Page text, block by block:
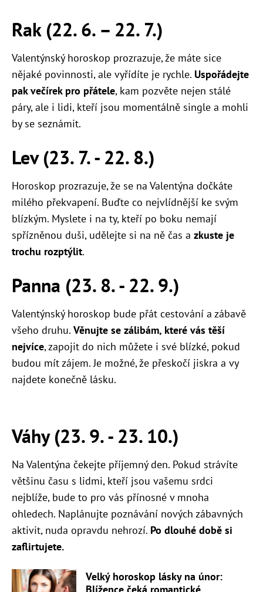
Rak (22. 6. – 22. 7.)
Valentýnský horoskop prozrazuje, že máte sice
nějaké povinnosti, ale vyřídíte je rychle. Uspořádejte
pak večírek pro přátele, kam pozvěte nejen stálé
páry, ale i lidi, kteří jsou momentálně single a mohli
by se seznámit.
Lev (23. 7. - 22. 8.)
Horoskop prozrazuje, že se na Valentýna dočkáte
milého překvapení. Buďte co nejvlídnější ke svým
blízkým. Myslete i na ty, kteří po boku nemají
spřízněnou duši, udělejte si na ně čas a zkuste je
trochu rozptýlit.
Panna (23. 8. - 22. 9.)
Valentýnský horoskop bude přát cestování a zábavě
všeho druhu. Věnujte se zálibám, které vás těší
nejvíce, zapojit do nich můžete i své blízké, pokud
budou mít zájem. Je možné, že přeskočí jiskra a vy
najdete konečně lásku.
Váhy (23. 9. - 23. 10.)
Na Valentýna čekejte příjemný den. Pokud strávíte
většinu času s lidmi, kteří jsou vašemu srdci
nejblíže, bude to pro vás přínosné v mnoha
ohledech. Naplánujte poznávání nových zábavných
aktivit, nuda opravdu nehrozí. Po dlouhé době si
zaflirtujete.
Velký horoskop lásky na únor:
Blížence čeká romantické